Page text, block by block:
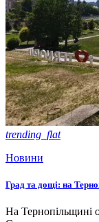
trending_flat
Новини
Град та дощі: на
На Тернопільщині